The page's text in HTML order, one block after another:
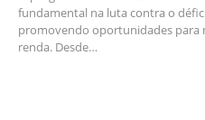
fundamental na luta contra o
promovendo oportunidades para
renda. Desde…